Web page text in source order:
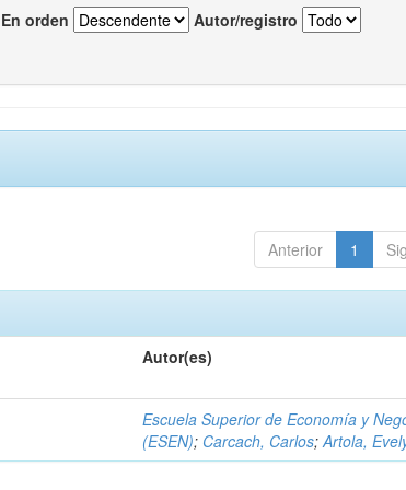
En orden Autor/registro
Anterior 1
Autor(es)
Escuela Superior de Economía y
(ESEN); Carcach, Carlos;Artola,